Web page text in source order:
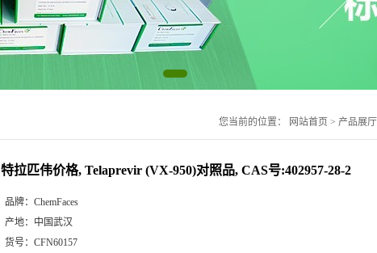
您当前的位置： 网站首页 > 产品展厅
特拉匹伟价格, Telaprevir (VX-950)对照品, CAS号:402957-28-2
品牌： ChemFaces
产地： 中国武汉
货号： CFN60157